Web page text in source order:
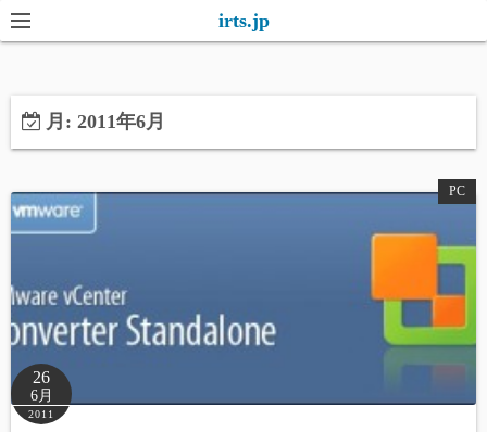
コ
ン
ン
へ
キ
ッ
irts.jp
月: 2011年6月
PC
26
6月
2011